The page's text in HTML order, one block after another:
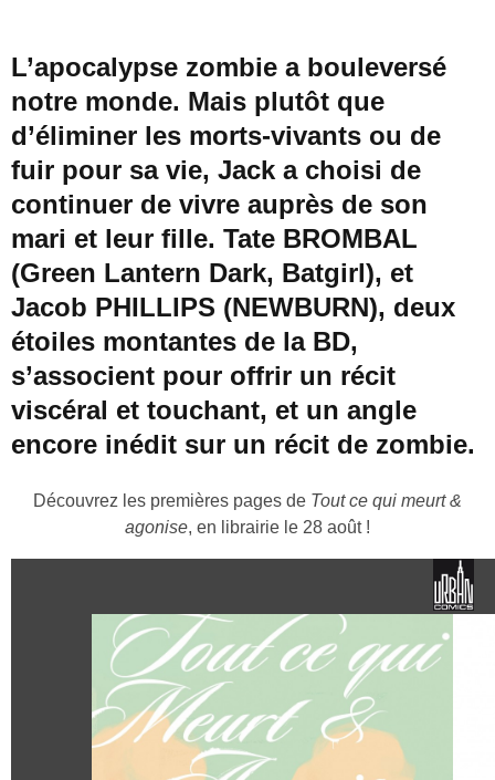
L’apocalypse zombie a bouleversé
notre monde. Mais plutôt que
d’éliminer les morts-vivants ou de
fuir pour sa vie, Jack a choisi de
continuer de vivre auprès de son
mari et leur fille. Tate BROMBAL
(Green Lantern Dark, Batgirl), et
Jacob PHILLIPS (NEWBURN), deux
étoiles montantes de la BD,
s’associent pour offrir un récit
viscéral et touchant, et un angle
encore inédit sur un récit de zombie.
Découvrez les premières pages de Tout ce qui meurt &
agonise, en librairie le 28 août !